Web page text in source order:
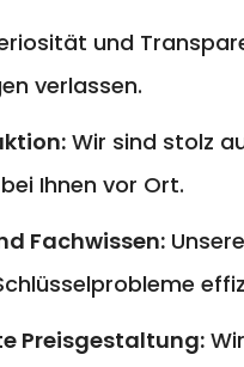
und
verlassen.
Wir sind stolz
Ihnen vor Ort.
Fachwissen:
Preisgestaltung: